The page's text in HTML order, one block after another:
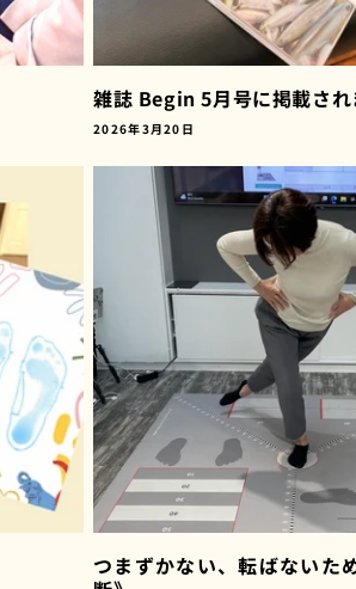
雑誌 Begin 5月号に掲載さ
2026年3月20日
つまずかない、転ばないた